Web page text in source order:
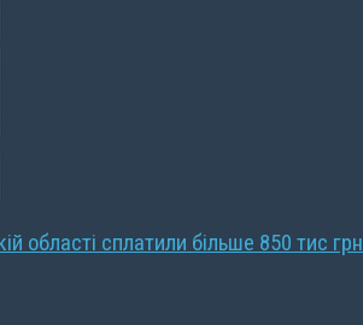
області сплатили більше 850 тис грн